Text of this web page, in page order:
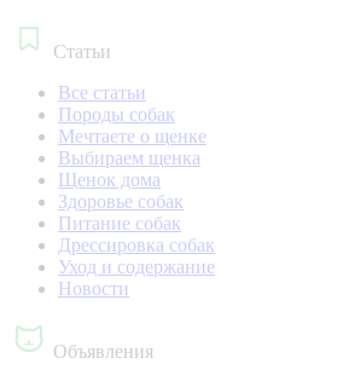
Статьи
Все статьи
Породы собак
Мечтаете о щенке
Выбираем щенка
Щенок дома
Здоровье собак
Питание собак
Дрессировка собак
Уход и содержание
Новости
Объявления